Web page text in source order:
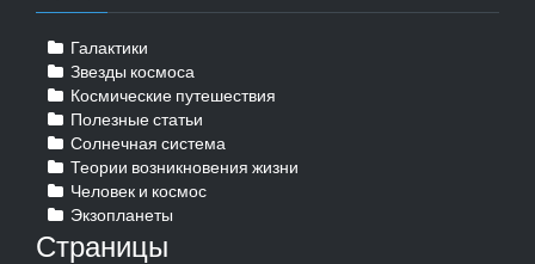
Галактики
Звезды космоса
Космические путешествия
Полезные статьи
Солнечная система
Теории возникновения жизни
Человек и космос
Экзопланеты
Страницы